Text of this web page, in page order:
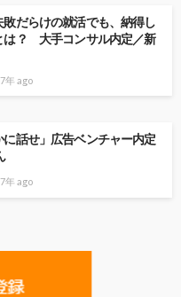
敗だらけの就活でも、納得し
は？ 大手コンサル内定／新
7年 ago
に話せ」広告ベンチャー内定
7年 ago